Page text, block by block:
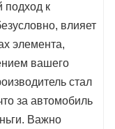
подход к
влияет
элемента,
вашего
стал
за автомобиль
Важно